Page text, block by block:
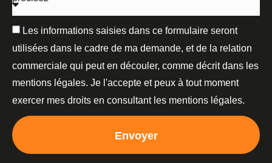
Les informations saisies dans ce formulaire seront
utilisées dans le cadre de ma demande, et de la relation
commerciale qui peut en découler, comme décrit dans les
mentions légales. Je l'accepte et peux à tout moment
exercer mes droits en consultant les mentions légales.
Envoyer